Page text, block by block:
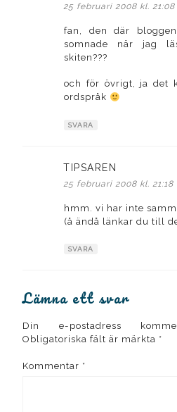
25 februari 2008 kl. 21:08
fan, den där
somnade när jag
skiten???
och för övrigt, ja det
ordspråk
SVARA
TIPSAREN
25 februari 2008 kl. 21:18
hmm. vi har inte
(å ändå länkar du till
SVARA
Lämna ett svar
Din e-postadress
Obligatoriska fält är märkta *
Kommentar *